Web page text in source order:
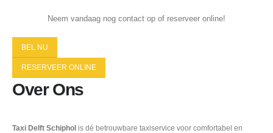
Neem vandaag nog contact op of reserveer online!
BEL NU
RESERVEER ONLINE
Over Ons
Taxi Delft Schiphol is dé betrouwbare taxiservice voor comfortabel en